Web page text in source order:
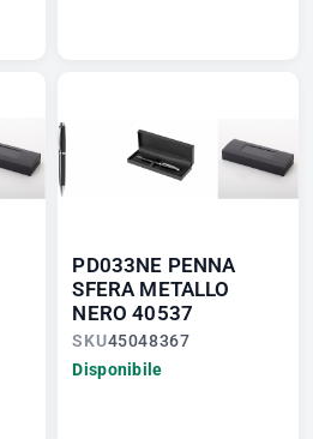
PD033NE PENNA
SFERA METALLO
NERO 40537
SKU45048367
Disponibile